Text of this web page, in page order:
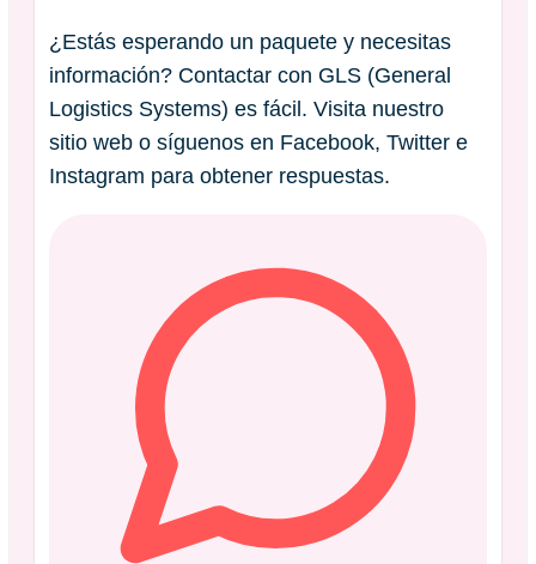
¿Estás esperando un paquete y necesitas
información? Contactar con GLS (General
Logistics Systems) es fácil. Visita nuestro
sitio web o síguenos en Facebook, Twitter e
Instagram para obtener respuestas.